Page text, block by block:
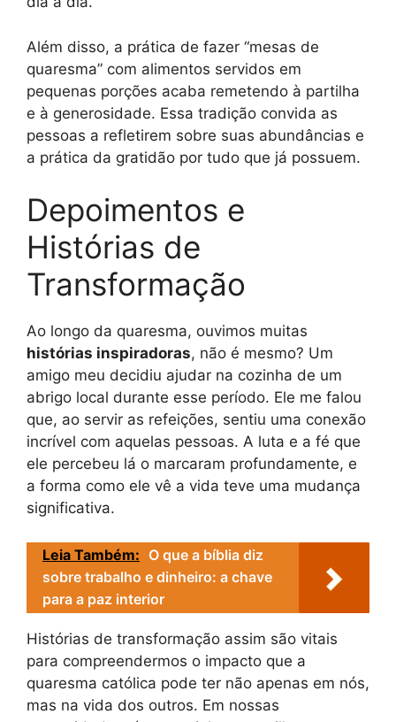
Além disso, a prática de fazer “mesas de
quaresma” com alimentos servidos em
pequenas porções acaba remetendo à partilha
e à generosidade. Essa tradição convida as
pessoas a refletirem sobre suas abundâncias e
a prática da gratidão por tudo que já possuem.
Depoimentos e
Histórias de
Transformação
Ao longo da quaresma, ouvimos muitas
histórias inspiradoras, não é mesmo? Um
amigo meu decidiu ajudar na cozinha de um
abrigo local durante esse período. Ele me falou
que, ao servir as refeições, sentiu uma conexão
incrível com aquelas pessoas. A luta e a fé que
ele percebeu lá o marcaram profundamente, e
a forma como ele vê a vida teve uma mudança
significativa.
Leia Também: O que a bíblia diz
sobre trabalho e dinheiro: a chave
para a paz interior
Histórias de transformação assim são vitais
para compreendermos o impacto que a
quaresma católica pode ter não apenas em nós,
mas na vida dos outros. Em nossas